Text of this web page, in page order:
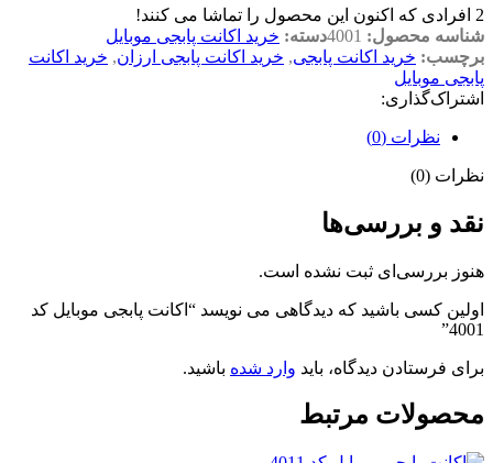
2 افرادی که اکنون این محصول را تماشا می کنند!
شناسه محصول: 4001دسته: خرید اکانت پابجی موبایل
برچسب: خرید اکانت پابجی, خرید اکانت پابجی ارزان, خرید اکانت
پابجی موبایل
اشتراک‌گذاری:
نظرات (0)
نظرات (0)
نقد و بررسی‌ها
هنوز بررسی‌ای ثبت نشده است.
اولین کسی باشید که دیدگاهی می نویسد “اکانت پابجی موبایل کد
4001”
برای فرستادن دیدگاه، باید وارد شده باشید.
محصولات مرتبط